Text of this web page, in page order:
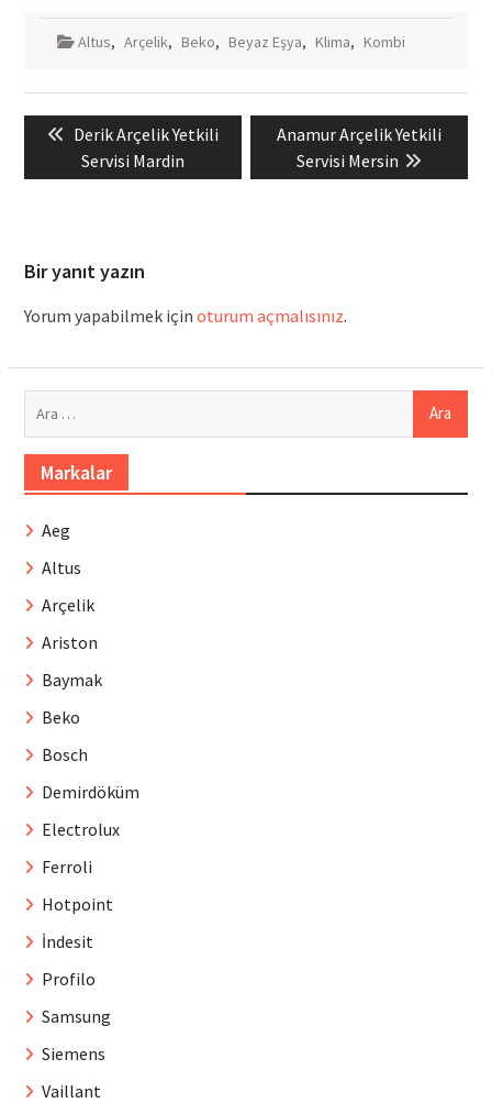
Altus, Arçelik, Beko, Beyaz Eşya, Klima, Kombi
gezinmesi
Previous
post:
Derik Arçelik Yetkili
Servisi Mardin
Next
post:
Anamur Arçelik Yetkili
Servisi Mersin
Bir yanıt yazın
Yorum yapabilmek için oturum açmalısınız.
Markalar
Aeg
Altus
Arçelik
Ariston
Baymak
Beko
Bosch
Demirdöküm
Electrolux
Ferroli
Hotpoint
İndesit
Profilo
Samsung
Siemens
Vaillant